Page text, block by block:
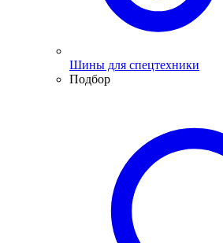
Шины для спецтехники
Подбор